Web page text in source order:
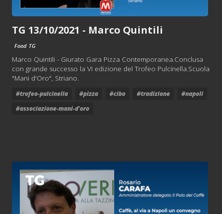
TG 13/10/2021 - Marco Quintili
Food TG
Marco Quintili - Giurato Gara Pizza Contemporanea.Conclusa
con grande successo la VI edizione del Trofeo Pulcinella.Scuola
"Mani d'Oro", Striano.
#trofeo-pulcinella #pizza #cibo #tradizione
#napoli
#associazione-mani-d'oro